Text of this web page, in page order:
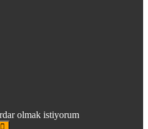
olmak istiyorum